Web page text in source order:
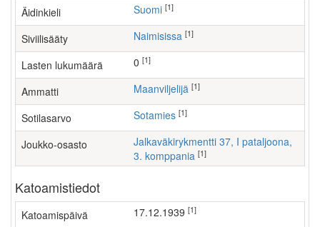
Äidinkieli Suomi [1]
Siviilisääty Naimisissa [1]
Lasten lukumäärä [1]
Ammatti maanviljelijä [1]
Sotilasarvo Sotamies [1]
Joukko-osasto
Jalkaväkirykmentti 37, I pataljoona,
3. komppania [1]
Katoamistiedot
Katoamispäivä 17.12.1939 [1]